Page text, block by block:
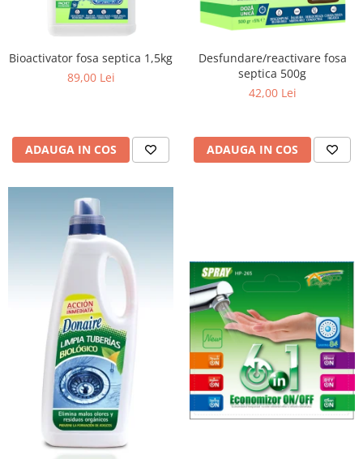
Bioactivator fosa septica 1,5kg
89,00 Lei
ADAUGA IN COS
Desfundare/reactivare fosa
septica 500g
42,00 Lei
ADAUGA IN COS